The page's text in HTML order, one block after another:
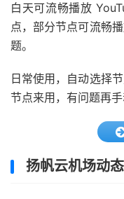
白天可流畅播放
点，部分节点可流畅
题。
日常使用，自动选择
节点来用，有问题再手
扬帆云机场动态